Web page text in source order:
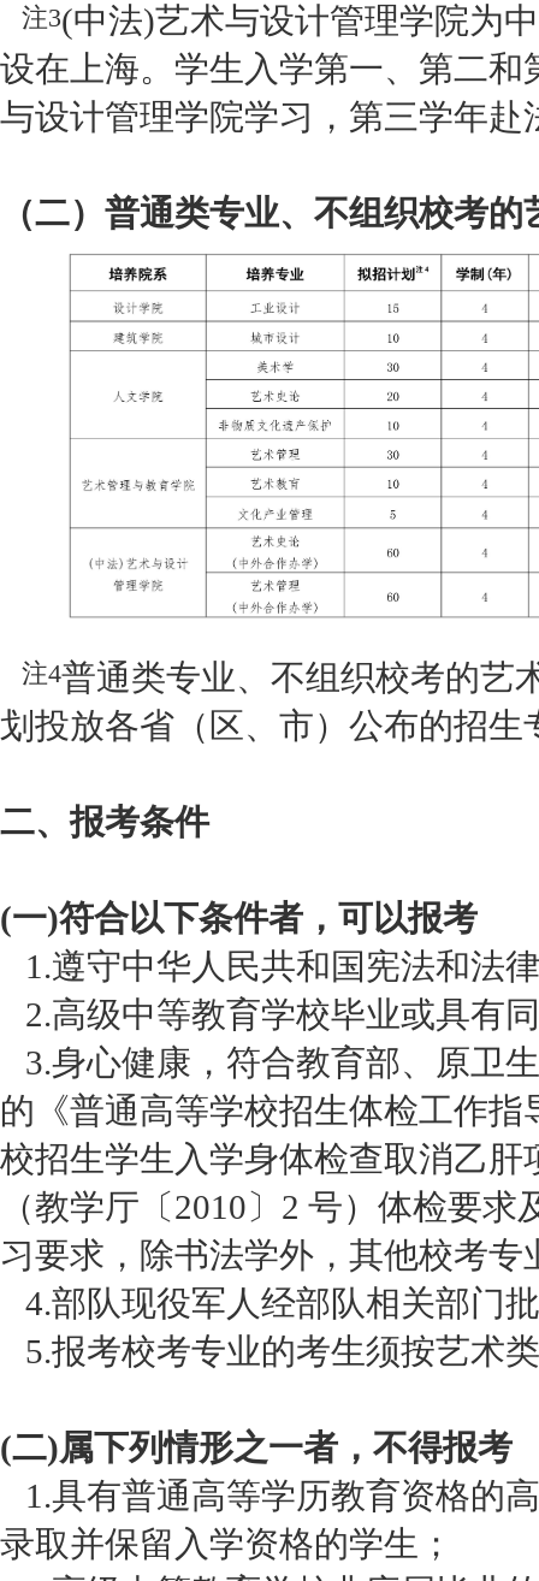
注3(中法)艺术与设计管理学院为
设在上海。学生入学第一、第二
与设计管理学院学习，第三学年赴
（二）普通类专业、不组织校考的
注4普通类专业、不组织校考的艺
划投放各省（区、市）公布的招生
二、报考条件
(一)符合以下条件者，可以报考
1.遵守中华人民共和国宪法和法
2.高级中等教育学校毕业或具有
3.身心健康，符合教育部、原卫
的《普通高等学校招生体检工作
校招生学生入学身体检查取消乙
（教学厅〔2010〕2 号）体检要
习要求，除书法学外，其他校考专
4.部队现役军人经部队相关部门
5.报考校考专业的考生须按艺术
(二)属下列情形之一者，不得报考
1.具有普通高等学历教育资格的
录取并保留入学资格的学生；